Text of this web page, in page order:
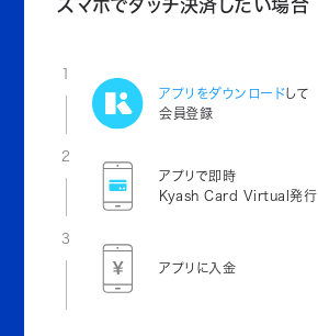
スマホでタッチ決済したい場合
1
アプリをダウンロードして
会員登録
2
アプリで即時
Kyash Card Virtual発行
3
アプリに入金